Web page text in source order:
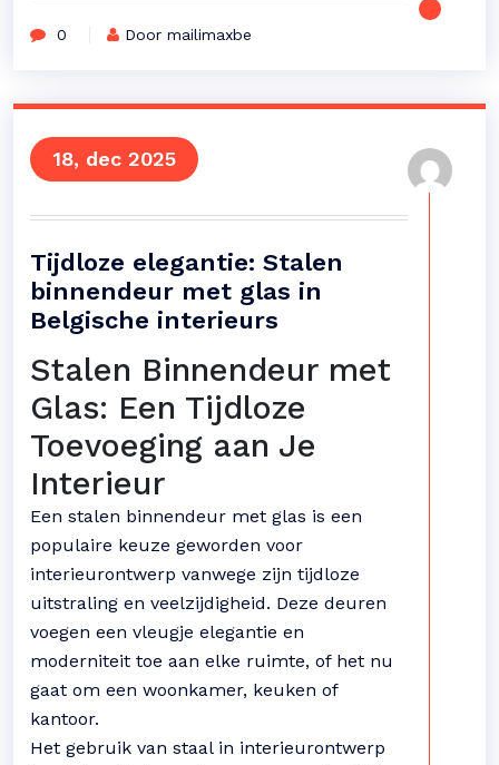
0 Door mailimaxbe
18, dec 2025
Tijdloze elegantie: Stalen
binnendeur met glas in
Belgische interieurs
Stalen Binnendeur met
Glas: Een Tijdloze
Toevoeging aan Je
Interieur
Een stalen binnendeur met glas is een
populaire keuze geworden voor
interieurontwerp vanwege zijn tijdloze
uitstraling en veelzijdigheid. Deze deuren
voegen een vleugje elegantie en
moderniteit toe aan elke ruimte, of het nu
gaat om een ​​woonkamer, keuken of
kantoor.
Het gebruik van staal in interieurontwerp